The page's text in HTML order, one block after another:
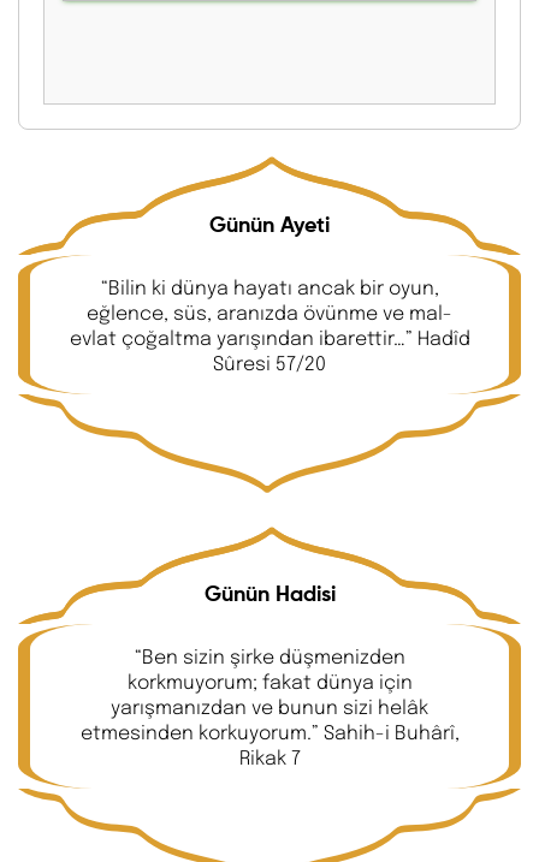
Günün Ayeti
“Bilin ki dünya hayatı ancak bir oyun,
eğlence, süs, aranızda övünme ve mal-
evlat çoğaltma yarışından ibarettir…” Hadîd
Sûresi 57/20
Günün Hadisi
“Ben sizin şirke düşmenizden
korkmuyorum; fakat dünya için
yarışmanızdan ve bunun sizi helâk
etmesinden korkuyorum.” Sahih-i Buhârî,
Rikak 7